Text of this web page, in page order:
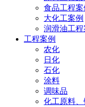
食品工程案
大化工案例
润滑油工程
工程案例
农化
日化
石化
涂料
调味品
化工原料